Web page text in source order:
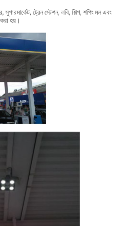
সুপারমার্কেট, ট্রেন স্টেশন, লবি, শিল্প, শপিং মল এবং
হয়।